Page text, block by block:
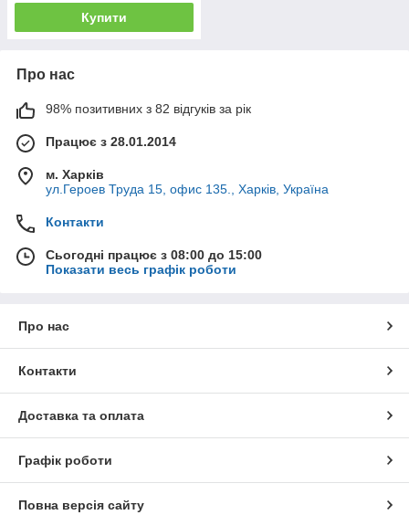
Купити
Про нас
98% позитивних з 82 відгуків за рік
Працює з 28.01.2014
м. Харків
ул.Героев Труда 15, офис 135., Харків, Україна
Контакти
Сьогодні працює з 08:00 до 15:00
Показати весь графік роботи
Про нас
Контакти
Доставка та оплата
Графік роботи
Повна версія сайту